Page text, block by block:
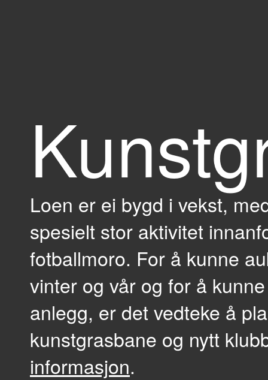
Loen er ei bygd i vekst,
spesielt stor aktivitet
fotballmoro. For å kunne
vinter og vår og for å
anlegg, er det vedteke å
kunstgrasbane og nytt
informasjon.